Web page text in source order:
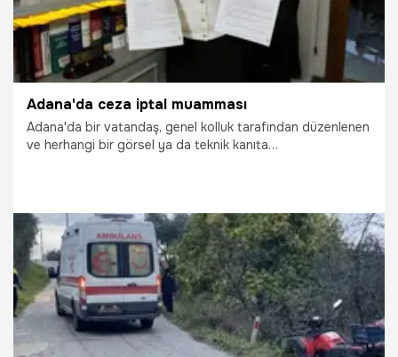
Adana'da ceza iptal muamması
Adana'da bir vatandaş, genel kolluk tarafından düzenlenen
ve herhangi bir görsel ya da teknik kanıta
başvuruyu reddetti.
18.12.2025 Adana